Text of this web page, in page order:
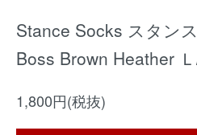
Stance Socks スタン
Boss Brown Heather
1,800円(税抜)